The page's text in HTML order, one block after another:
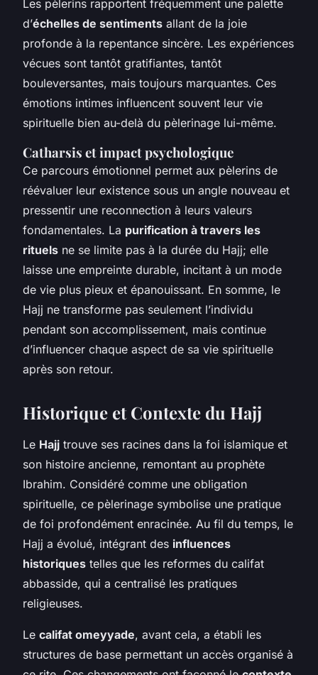
Les pèlerins rapportent fréquemment une palette
d’échelles de sentiments allant de la joie
profonde à la repentance sincère. Les expériences
vécues sont tantôt gratifiantes, tantôt
bouleversantes, mais toujours marquantes. Ces
émotions intimes influencent souvent leur vie
spirituelle bien au-delà du pèlerinage lui-même.
Catharsis et impact psychologique
Ce parcours émotionnel permet aux pèlerins de
réévaluer leur existence sous un angle nouveau et
pressentir une reconnection à leurs valeurs
fondamentales. La purification à travers les
rituels ne se limite pas à la durée du Hajj; elle
laisse une empreinte durable, incitant à un mode
de vie plus pieux et épanouissant. En somme, le
Hajj ne transforme pas seulement l’individu
pendant son accomplissement, mais continue
d’influencer chaque aspect de sa vie spirituelle
après son retour.
Historique et Contexte du Hajj
Le Hajj trouve ses racines dans la foi islamique et
son histoire ancienne, remontant au prophète
Ibrahim. Considéré comme une obligation
spirituelle, ce pèlerinage symbolise une pratique
de foi profondément enracinée. Au fil du temps, le
Hajj a évolué, intégrant des influences
historiques telles que les reformes du califat
abbasside, qui a centralisé les pratiques
religieuses.
Le califat omeyyade, avant cela, a établi les
structures de base permettant un accès organisé à